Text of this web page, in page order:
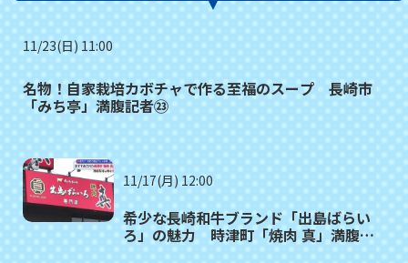
11/23(日) 11:00
名物！自家栽培カボチャで作る至福のスープ 長崎市
「みち亭」満腹記者㉓
11/17(月) 12:00
希少な長崎和牛ブランド「出島ばらい
ろ」の魅力 時津町「焼肉 真」満腹記